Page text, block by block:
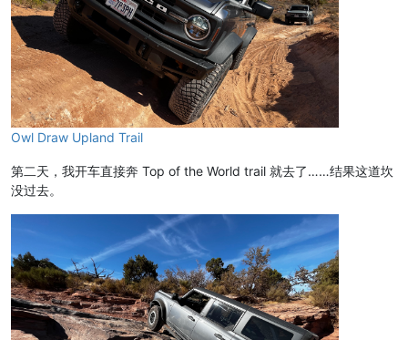
Owl Draw Upland Trail
第二天，我开车直接奔 Top of the World trail 就去了……结果这道坎
没过去。